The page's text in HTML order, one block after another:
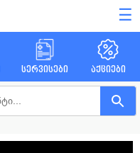
☰
სერვისები აქციები